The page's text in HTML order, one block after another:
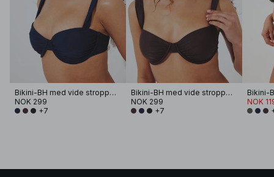
Bikini-BH med vide stropper og drapering
NOK 299
+7
Bikini-BH med vide stropper og drapering
NOK 299
+7
NOK